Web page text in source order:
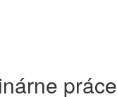
práce